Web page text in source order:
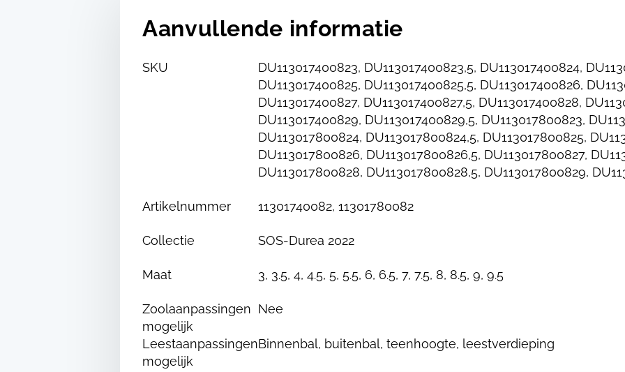
Aanvullende informatie
SKU
DU113017400823, DU113017400823,5, DU113017400824,
DU113017400825, DU113017400825,5, DU113017400826,
DU113017400827, DU113017400827,5, DU113017400828,
DU113017400829, DU113017400829,5, DU113017800823,
DU113017800824, DU113017800824,5, DU113017800825,
DU113017800826, DU113017800826,5, DU113017800827,
DU113017800828, DU113017800828,5, DU113017800829,
Artikelnummer 11301740082, 11301780082
Collectie SOS-Durea 2022
Maat 3, 3.5, 4, 4.5, 5, 5.5, 6, 6.5, 7, 7.5, 8, 8.5, 9, 9.5
Zoolaanpassingen
mogelijk
Nee
Leestaanpassingen
mogelijk
Binnenbal, buitenbal, teenhoogte, leestverdieping